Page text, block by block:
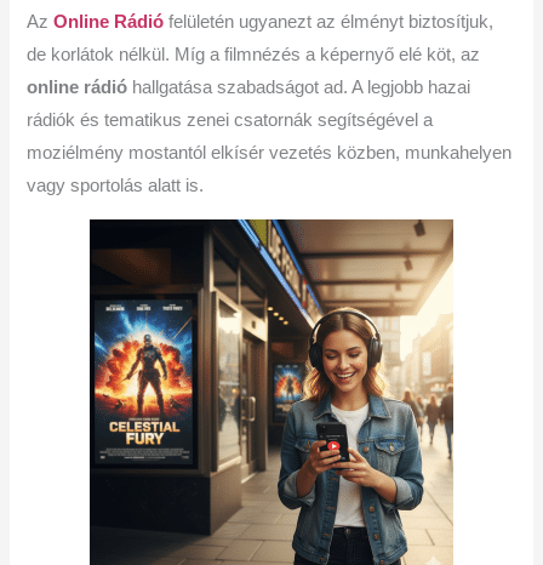
AzOnline Rádió felületén ugyanezt az élményt biztosítjuk,
de korlátok nélkül. Míg a filmnézés a képernyő elé köt, az
online rádió hallgatása szabadságot ad. A legjobb hazai
rádiók és tematikus zenei csatornák segítségével a
moziélmény mostantól elkísér vezetés közben, munkahelyen
vagy sportolás alatt is.